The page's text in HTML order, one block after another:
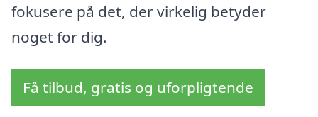
fokusere på det, der virkelig betyder
noget for dig.
Få tilbud, gratis og uforpligtende